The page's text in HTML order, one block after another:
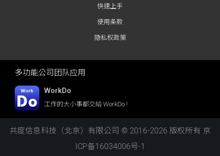
快速上手
使用条款
隐私权政策
多功能公司团队应用
WorkDo
工作的大小事都交給 WorkDo !
共度信息科技（北京）有限公司 © 2016-2026 版权所有 京
ICP备16034006号-1